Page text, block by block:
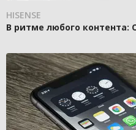
HISENSE
В ритме любого контента: